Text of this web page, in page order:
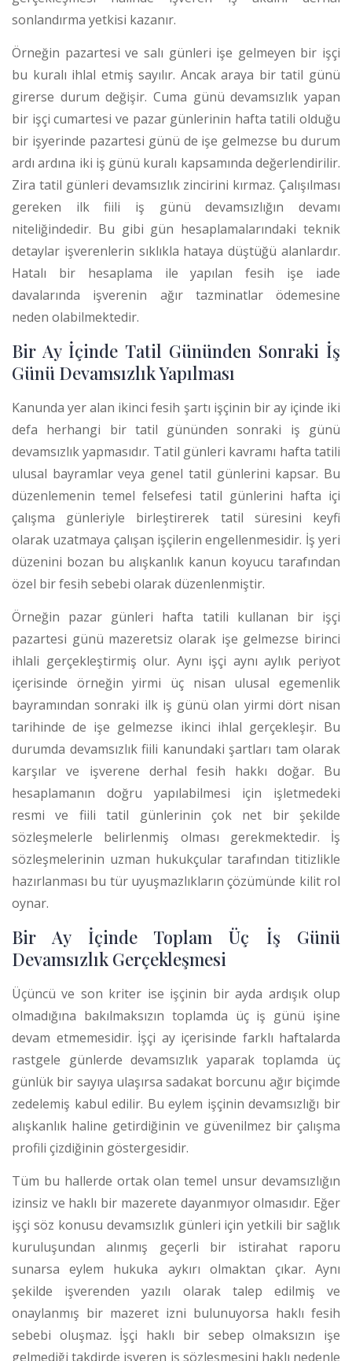
sonlandırma yetkisi kazanır.
Örneğin pazartesi ve salı günleri işe gelmeyen bir işçi
bu kuralı ihlal etmiş sayılır. Ancak araya bir tatil günü
girerse durum değişir. Cuma günü devamsızlık yapan
bir işçi cumartesi ve pazar günlerinin hafta tatili olduğu
bir işyerinde pazartesi günü de işe gelmezse bu durum
ardı ardına iki iş günü kuralı kapsamında değerlendirilir.
Zira tatil günleri devamsızlık zincirini kırmaz. Çalışılması
gereken ilk fiili iş günü devamsızlığın devamı
niteliğindedir. Bu gibi gün hesaplamalarındaki teknik
detaylar işverenlerin sıklıkla hataya düştüğü alanlardır.
Hatalı bir hesaplama ile yapılan fesih işe iade
davalarında işverenin ağır tazminatlar ödemesine
neden olabilmektedir.
Bir Ay İçinde Tatil Gününden Sonraki İş
Günü Devamsızlık Yapılması
Kanunda yer alan ikinci fesih şartı işçinin bir ay içinde iki
defa herhangi bir tatil gününden sonraki iş günü
devamsızlık yapmasıdır. Tatil günleri kavramı hafta tatili
ulusal bayramlar veya genel tatil günlerini kapsar. Bu
düzenlemenin temel felsefesi tatil günlerini hafta içi
çalışma günleriyle birleştirerek tatil süresini keyfi
olarak uzatmaya çalışan işçilerin engellenmesidir. İş yeri
düzenini bozan bu alışkanlık kanun koyucu tarafından
özel bir fesih sebebi olarak düzenlenmiştir.
Örneğin pazar günleri hafta tatili kullanan bir işçi
pazartesi günü mazeretsiz olarak işe gelmezse birinci
ihlali gerçekleştirmiş olur. Aynı işçi aynı aylık periyot
içerisinde örneğin yirmi üç nisan ulusal egemenlik
bayramından sonraki ilk iş günü olan yirmi dört nisan
tarihinde de işe gelmezse ikinci ihlal gerçekleşir. Bu
durumda devamsızlık fiili kanundaki şartları tam olarak
karşılar ve işverene derhal fesih hakkı doğar. Bu
hesaplamanın doğru yapılabilmesi için işletmedeki
resmi ve fiili tatil günlerinin çok net bir şekilde
sözleşmelerle belirlenmiş olması gerekmektedir. İş
sözleşmelerinin uzman hukukçular tarafından titizlikle
hazırlanması bu tür uyuşmazlıkların çözümünde kilit rol
oynar.
Bir Ay İçinde Toplam Üç İş Günü
Devamsızlık Gerçekleşmesi
Üçüncü ve son kriter ise işçinin bir ayda ardışık olup
olmadığına bakılmaksızın toplamda üç iş günü işine
devam etmemesidir. İşçi ay içerisinde farklı haftalarda
rastgele günlerde devamsızlık yaparak toplamda üç
günlük bir sayıya ulaşırsa sadakat borcunu ağır biçimde
zedelemiş kabul edilir. Bu eylem işçinin devamsızlığı bir
alışkanlık haline getirdiğinin ve güvenilmez bir çalışma
profili çizdiğinin göstergesidir.
Tüm bu hallerde ortak olan temel unsur devamsızlığın
izinsiz ve haklı bir mazerete dayanmıyor olmasıdır. Eğer
işçi söz konusu devamsızlık günleri için yetkili bir sağlık
kuruluşundan alınmış geçerli bir istirahat raporu
sunarsa eylem hukuka aykırı olmaktan çıkar. Aynı
şekilde işverenden yazılı olarak talep edilmiş ve
onaylanmış bir mazeret izni bulunuyorsa haklı fesih
sebebi oluşmaz. İşçi haklı bir sebep olmaksızın işe
gelmediği takdirde işveren iş sözleşmesini haklı nedenle